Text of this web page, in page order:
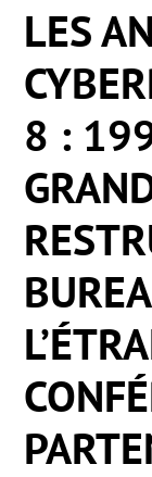
LES
8 :